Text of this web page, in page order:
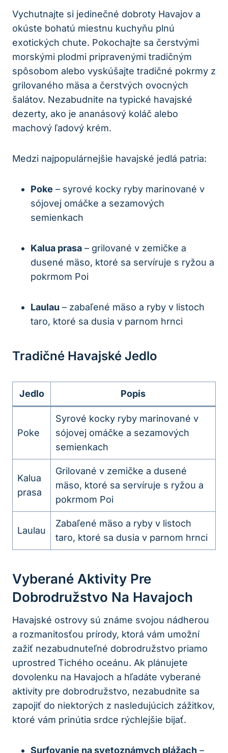
Vychutnajte si jedinečné dobroty Havajov a
okúste bohatú miestnu kuchyňu plnú
exotických chute. Pokochajte sa čerstvými
morskými plodmi pripravenými tradičným
spôsobom alebo vyskúšajte tradičné pokrmy z
grilovaného mäsa a čerstvých ovocných
šalátov. Nezabudnite na typické havajské
dezerty, ako je ananásový koláč alebo
machový ľadový krém.
Medzi najpopulárnejšie havajské jedlá patria:
Poke – syrové kocky ryby marinované v
sójovej omáčke a sezamových
semienkach
Kalua prasa – grilované v zemičke a
dusené mäso, ktoré sa servíruje s ryžou a
pokrmom Poi
Laulau – zabaľené mäso a ryby v listoch
taro, ktoré sa dusia v parnom hrnci
Tradičné Havajské Jedlo
Jedlo Popis
Poke
Syrové kocky ryby marinované v
sójovej omáčke a sezamových
semienkach
Kalua
prasa
Grilované v zemičke a dusené
mäso, ktoré sa servíruje s ryžou a
pokrmom Poi
Laulau
Zabaľené mäso a ryby v listoch
taro, ktoré sa dusia v parnom hrnci
Vyberané Aktivity Pre
Dobrodružstvo Na Havajoch
Havajské ostrovy sú známe svojou nádherou
a rozmanitosťou prírody, ktorá vám umožní
zažiť nezabudnuteľné dobrodružstvo priamo
uprostred Tichého oceánu. Ak plánujete
dovolenku na Havajoch a hľadáte vyberané
aktivity pre dobrodružstvo, nezabudnite sa
zapojiť do niektorých z nasledujúcich zážitkov,
ktoré vám prinútia srdce rýchlejšie bijať.
Surfovanie na svetoznámych plážach –